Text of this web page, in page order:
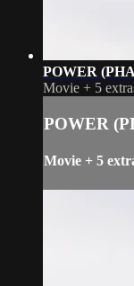
POWER
Movie + 5
POWER
Movie + 5